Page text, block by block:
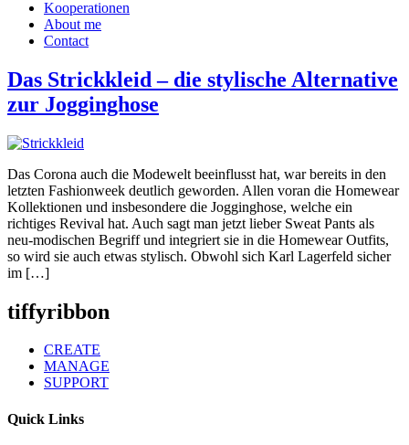
Kooperationen
About me
Contact
Das Strickkleid – die stylische Alternative
zur Jogginghose
Das Corona auch die Modewelt beeinflusst hat, war bereits in den
letzten Fashionweek deutlich geworden. Allen voran die Homewear
Kollektionen und insbesondere die Jogginghose, welche ein
richtiges Revival hat. Auch sagt man jetzt lieber Sweat Pants als
neu-modischen Begriff und integriert sie in die Homewear Outfits,
so wird sie auch etwas stylisch. Obwohl sich Karl Lagerfeld sicher
im […]
tiffyribbon
CREATE
MANAGE
SUPPORT
Quick Links